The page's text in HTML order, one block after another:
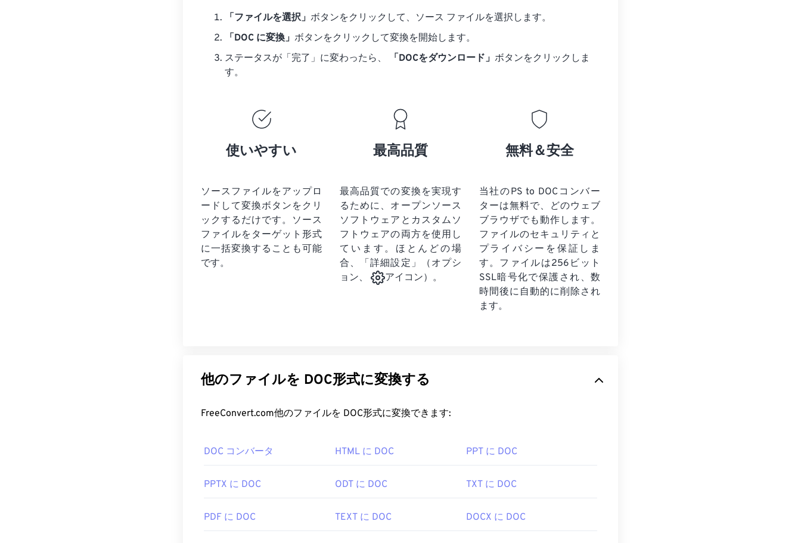
「ファイルを選択」 ボタンをクリックして、ソース ファイルを選択します。
「DOC に変換」 ボタンをクリックして変換を開始します。
ステータスが「完了」に変わったら、
「DOCをダウンロード」 ボタンをクリックしま
す。
使いやすい
ソースファイルをアップロ
ードして変換ボタンをクリ
ックするだけです。 ソース
ファイルを ターゲット形式
に一括変換することも可能
です。
最高品質
最高品質での変換を実現す
るために、オープンソース
ソフトウェアとカスタムソ
フトウェアの両方を使用し
ています。ほとんどの場
合、「詳細設定」（オプシ
ョン、
アイコン）。
無料＆安全
当社のPS to DOCコンバー
ターは無料で、どのウェブ
ブラウザでも動作します。
ファイルのセキュリティと
プライバシーを保証しま
す。ファイルは256ビット
SSL暗号化で保護され、数
時間後に自動的に削除され
ます。
他のファイルを DOC形式に変換する
FreeConvert.com他のファイルを DOC形式に変換できます:
DOC コンバータ HTML に DOC PPT に DOC
PPTX に DOC ODT に DOC TXT に DOC
PDF に DOC TEXT に DOC DOCX に DOC